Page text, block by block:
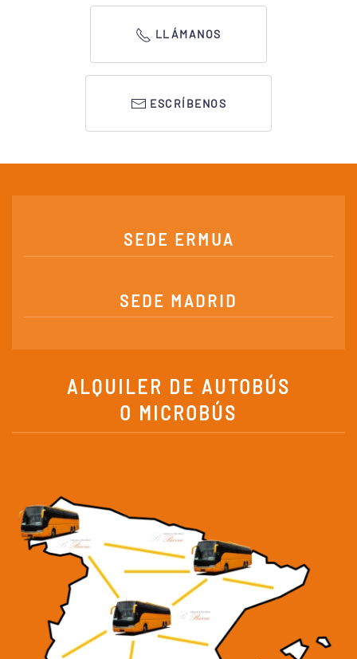
LLÁMANOS
ESCRÍBENOS
SEDE ERMUA
SEDE MADRID
ALQUILER DE AUTOBÚS
O MICROBÚS